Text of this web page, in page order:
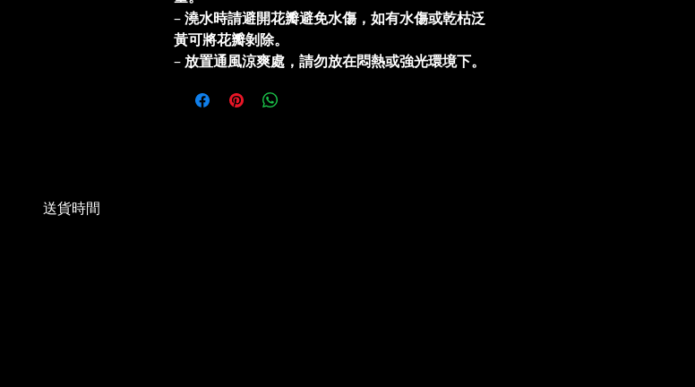
–澆水時請避開花瓣避免水傷，如有水傷或乾枯泛
黃可將花瓣剝除。
– 放置通風涼爽處，請勿放在悶熱或強光環境下。
送貨時間